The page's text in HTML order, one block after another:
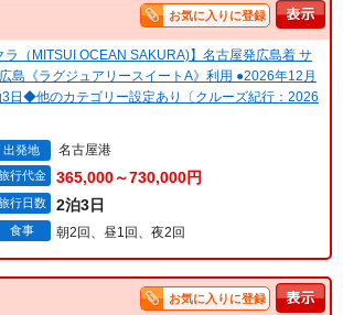
お気に入りに登録
ラ（MITSUI OCEAN SAKURA)】名古屋発広島着 サ
島《ラグジュアリースイートA》利用 ●2026年12月
日◆他のカテゴリー設定あり〔クルーズ紀行：2026
出発地 名古屋港
行代金 365,000～730,000円
行日数 2泊3日
食事 朝2回、昼1回、夜2回
お気に入りに登録